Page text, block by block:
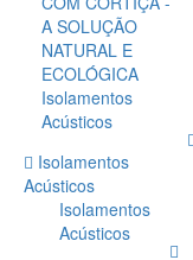
A SOLUÇÃO
NATURAL E
ECOLÓGICA
Isolamentos
Acústicos
Isolamentos
Acústicos
Isolamentos
Acústicos